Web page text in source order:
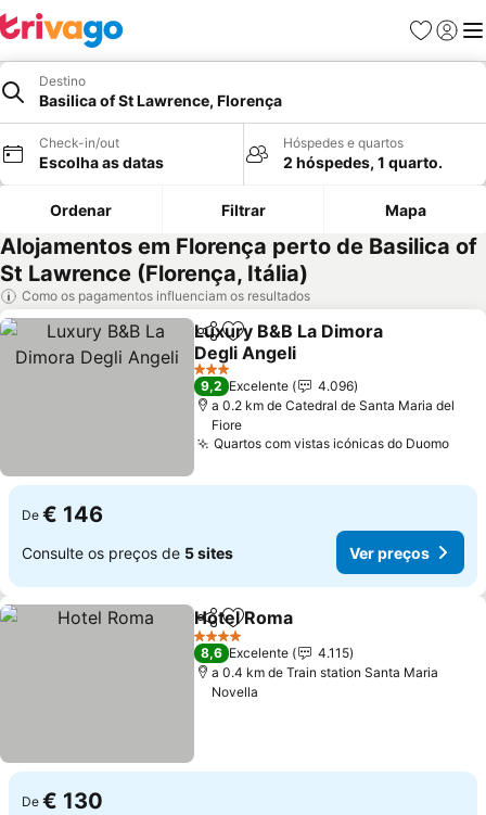
Favoritos
Iniciar
Destino
Basilica of St Lawrence, Florença
Check-in/out
Escolha as datas
Hóspedes e quartos
2 hóspedes, 1 quarto.
Ordenar Filtrar Mapa
Alojamentos em Florença perto de Basilica of
St Lawrence (Florença, Itália)
Como os pagamentos influenciam os resultados
PartilharAdicionar aos favoritos
Luxury B&B La Dimora
Degli Angeli
3 Estrelas
9,2 Excelente
4.096
a 0.2 km de Catedral de Santa Maria del
Fiore
Quartos com vistas icónicas do Duomo
De € 146
Consulte os preços de 5 sites Ver preços
PartilharAdicionar aos favoritos
Hotel Roma
4 Estrelas
8,6 Excelente
4.115
a 0.4 km de Train station Santa Maria
Novella
De € 130